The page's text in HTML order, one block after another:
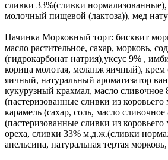
сливки 33%(сливки нормализованные),
молочный пищевой (лактоза)), мед
Начинка Морковный торт: бисквит
масло растительное, сахар, морковь,
(гидрокарбонат натрия),уксус 9% ,
корица молотая, меланж яичный), крем
яичный, натуральный ароматизатор
кукурузный крахмал, масло сливочное
(пастеризованные сливки из коровьего
карамель (сахар, соль, масло
(пастеризованные сливки из коровьего
ореха, сливки 33% м.д.ж.(сливки
апельсина, натуральная тертая